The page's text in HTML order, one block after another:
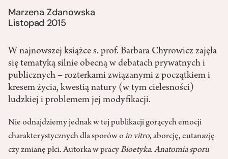
Marzena Zdanowska
Listopad 2015
W najnowszej książce s. prof. Barbara Chyrowicz zajęła
się tematyką silnie obecną w debatach prywatnych i
publicznych – rozterkami związanymi z początkiem i
kresem życia, kwestią natury (w tym cielesności)
ludzkiej i problemem jej modyfikacji.
Nie odnajdziemy jednak w tej publikacji gorących emocji
charakterystycznych dla sporów o in vitro, aborcję, eutanazję
czy zmianę płci. Autorka w pracyBioetyka. Anatomia sporu